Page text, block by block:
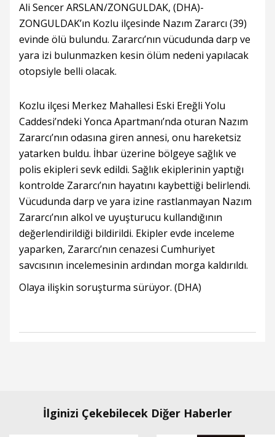
Ali Sencer ARSLAN/ZONGULDAK, (DHA)-
ZONGULDAK’ın Kozlu ilçesinde Nazım Zararcı (39)
evinde ölü bulundu. Zararcı’nın vücudunda darp ve
yara izi bulunmazken kesin ölüm nedeni yapılacak
otopsiyle belli olacak.
Kozlu ilçesi Merkez Mahallesi Eski Ereğli Yolu
Caddesi’ndeki Yonca Apartmanı’nda oturan Nazım
Zararcı’nın odasına giren annesi, onu hareketsiz
yatarken buldu. İhbar üzerine bölgeye sağlık ve
polis ekipleri sevk edildi. Sağlık ekiplerinin yaptığı
kontrolde Zararcı’nın hayatını kaybettiği belirlendi.
Vücudunda darp ve yara izine rastlanmayan Nazım
Zararcı’nın alkol ve uyuşturucu kullandığının
değerlendirildiği bildirildi. Ekipler evde inceleme
yaparken, Zararcı’nın cenazesi Cumhuriyet
savcısının incelemesinin ardından morga kaldırıldı.
Olaya ilişkin soruşturma sürüyor. (DHA)
İlginizi Çekebilecek Diğer Haberler